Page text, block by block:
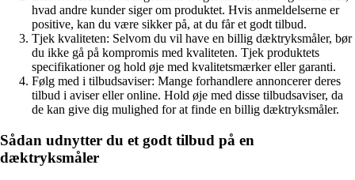
hvad andre kunder siger om produktet. Hvis anmeldelserne er
positive, kan du være sikker på, at du får et godt tilbud.
Tjek kvaliteten: Selvom du vil have en billig dæktryksmåler, bør
du ikke gå på kompromis med kvaliteten. Tjek produktets
specifikationer og hold øje med kvalitetsmærker eller garanti.
Følg med i tilbudsaviser: Mange forhandlere annoncerer deres
tilbud i aviser eller online. Hold øje med disse tilbudsaviser, da
de kan give dig mulighed for at finde en billig dæktryksmåler.
Sådan udnytter du et godt tilbud på en
dæktryksmåler